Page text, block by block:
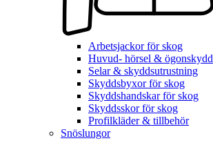
Arbetsjackor för skog
Huvud- hörsel & ögonskydd
Selar & skyddsutrustning
Skyddsbyxor för skog
Skyddshandskar för skog
Skyddsskor för skog
Profilkläder & tillbehör
Snöslungor